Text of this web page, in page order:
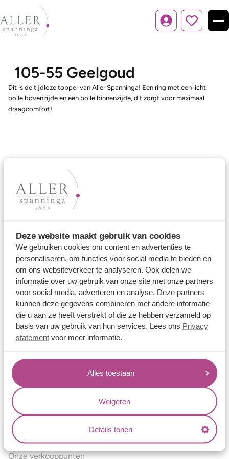
Deze website maakt gebruik van cookies
We gebruiken cookies om content en advertenties te
personaliseren, om functies voor social media te bieden en
om ons websiteverkeer te analyseren. Ook delen we
informatie over uw gebruik van onze site met onze partners
voor social media, adverteren en analyse. Deze partners
kunnen deze gegevens combineren met andere informatie
die u aan ze heeft verstrekt of die ze hebben verzameld op
basis van uw gebruik van hun services. Lees ons Privacy
statementvoor meer informatie.
Alles toestaan
Weigeren
Details tonen
Inloggen
105-55 Geelgoud
Dit is de tijdloze topper van Aller Spanninga! Een ring met een licht
bolle bovenzijde en een bolle binnenzijde, dit zorgt voor maximaal
draagcomfort!
Ons aanbod
Trouwringen
Verlovingsringen
Vriendschapsringen
Over ons
Aller Spanninga
Historie
Certificaten
Blogs
Jouw voordelen
Conflictvrije Materialen
Oneindig veel mogelijkheden
Kwaliteit
Juweliers & Contact
Onze verkooppunten